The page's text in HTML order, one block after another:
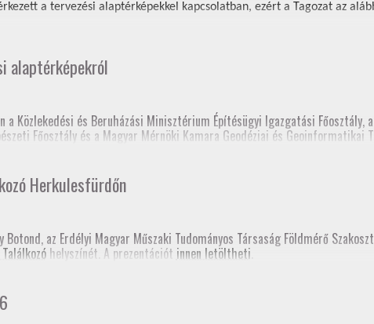
a tervezési alaptérképekkel kapcsolatban, ezért a Tagozat az
alaptérképekról
a Közlekedési és Beruházási Minisztérium Építésügyi Igazgatási
Főosztály és a Magyar Mérnöki Kamara Geodéziai és Geoinformatikai
elnöksége nagyon sok tájékoztatón és fórumon tartott előadást a tervezési
Fórum a szakcsoport szervezésében, szakmagyakorlók, kormányhivatal
Fórum a szakcsoport szervezésében, kormányhivatal (építési és
Főosztályvezetők Értekezlete (online, mintegy 240 fő földhivatali
Esztergom
Herkulesfürdőn
az Erdélyi Magyar Műszaki Tudományos Társaság Földmérő
helyszínét. A prezentációt innen letöltheti